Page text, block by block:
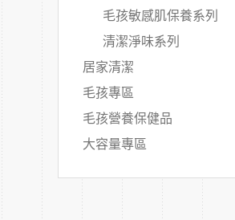
毛孩敏感肌保養系列
清潔淨味系列
居家清潔
毛孩專區
毛孩營養保健品
大容量專區